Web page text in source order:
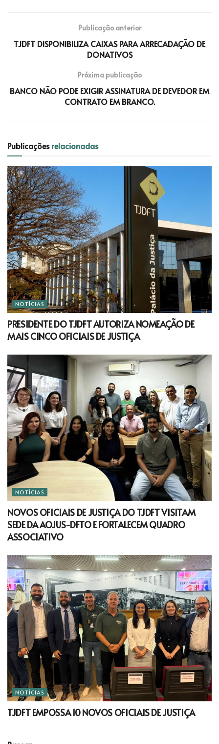
Publicação anterior
TJDFT DISPONIBILIZA CAIXAS PARA ARRECADAÇÃO DE
DONATIVOS
Próxima publicação
BANCO NÃO PODE EXIGIR ASSINATURA DE DEVEDOR EM
CONTRATO EM BRANCO.
Publicaçõesrelacionadas
NOTÍCIAS
PRESIDENTE DO TJDFT AUTORIZA NOMEAÇÃO DE
MAIS CINCO OFICIAIS DE JUSTIÇA
NOTÍCIAS
NOVOS OFICIAIS DE JUSTIÇA DO TJDFT VISITAM
SEDE DA AOJUS-DFTO E FORTALECEM QUADRO
ASSOCIATIVO
NOTÍCIAS
TJDFT EMPOSSA 10 NOVOS OFICIAIS DE JUSTIÇA